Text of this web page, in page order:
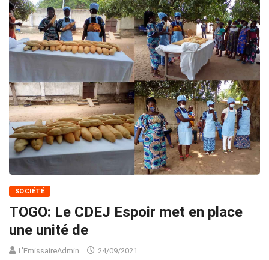
SOCIÉTÉ
TOGO: Le CDEJ Espoir met en place
une unité de
L'EmissaireAdmin 24/09/2021